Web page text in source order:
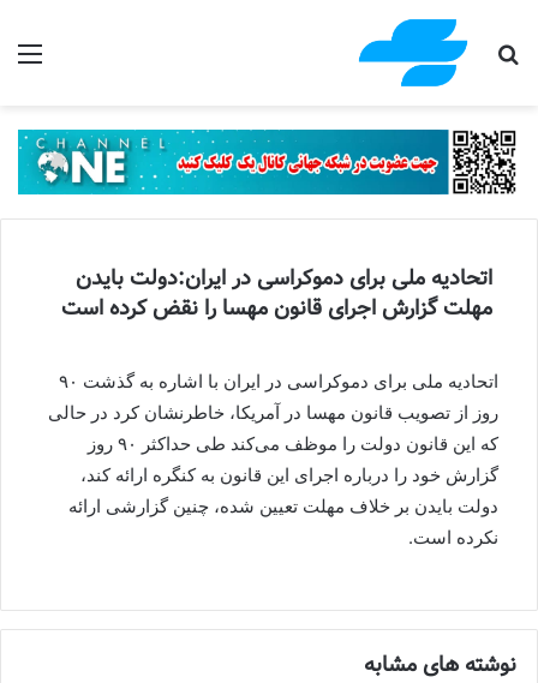
جستجو برای
اتحادیه ملی برای دموکراسی در ایران:دولت بایدن
مهلت گزارش‌ اجرای قانون مهسا را نقض کرده است
اتحادیه ملی برای دموکراسی در ایران با اشاره به گذشت ۹۰
روز از تصویب قانون مهسا در آمریکا، خاطرنشان کرد در حالی
که این قانون دولت را موظف می‌کند طی حداکثر ۹۰ روز
گزارش خود را درباره اجرای این قانون به کنگره ارائه کند،
دولت بایدن بر خلاف مهلت تعیین شده، چنین گزارشی ارائه
نکرده است.
نوشته های مشابه